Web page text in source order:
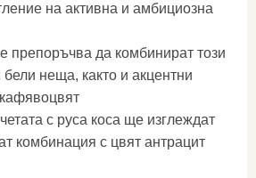
на активна и амбициозна
препоръчва да комбинират този
неща, както и акцентни
с руса коса ще изглеждат
комбинация с цвят антрацит